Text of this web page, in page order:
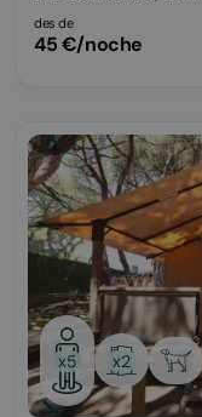
des de
45 €/noche
Glamping
x5 x2